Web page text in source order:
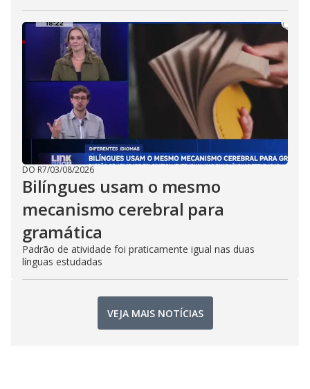
DO R7/03/08/2026
Bilíngues usam o mesmo
mecanismo cerebral para
gramática
Padrão de atividade foi praticamente igual nas duas
línguas estudadas
VEJA MAIS NOTÍCIAS